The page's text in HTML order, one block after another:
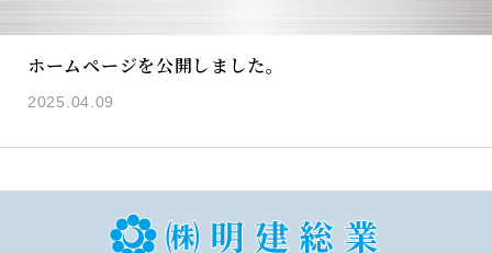
ホームページを公開しました。
2025.04.09